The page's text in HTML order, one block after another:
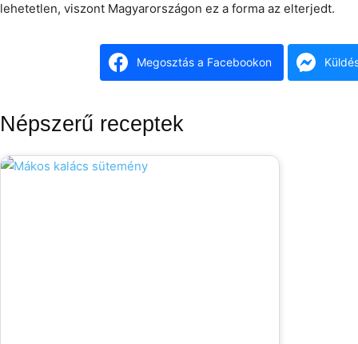
lehetetlen, viszont Magyarországon ez a forma az elterjedt.
Megosztás a Facebookon
Népszerű receptek